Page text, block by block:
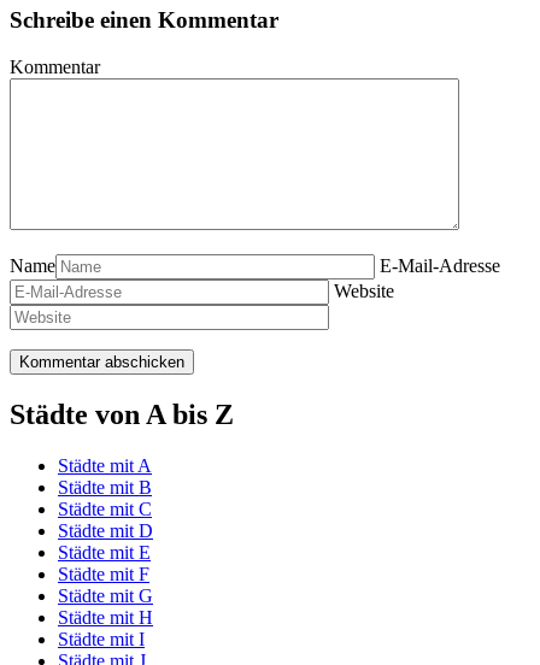
Schreibe einen Kommentar
Kommentar
Name
E-Mail-Adresse
Website
Städte von A bis Z
Städte mit A
Städte mit B
Städte mit C
Städte mit D
Städte mit E
Städte mit F
Städte mit G
Städte mit H
Städte mit I
Städte mit J